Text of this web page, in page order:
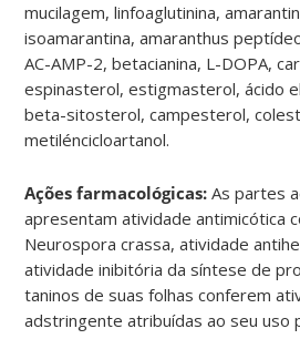
mucilagem, linfoaglutinina,
isoamarantina, amaranthus
AC-AMP-2, betacianina, L-DOPA,
espinasterol, estigmasterol, ácido
beta-sitosterol, campesterol,
metiléncicloartanol.
Ações farmacológicas: As partes
apresentam atividade antimicótica
Neurospora crassa, atividade
atividade inibitória da síntese de
taninos de suas folhas conferem
adstringente atribuídas ao seu uso